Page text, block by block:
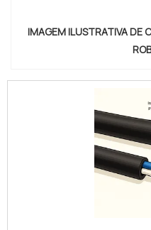
IMAGEM ILUSTRATIVA DE